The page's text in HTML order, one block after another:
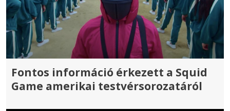
Fontos információ érkezett a Squid
Game amerikai testvérsorozatáról